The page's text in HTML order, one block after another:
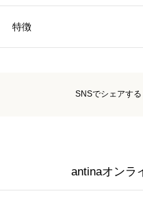
特徴
SNSでシェアする
antinaオンラ